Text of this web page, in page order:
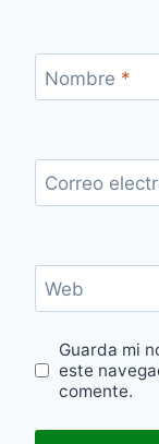
Nombre *
Correo
Web
Guarda mi
este
comente.